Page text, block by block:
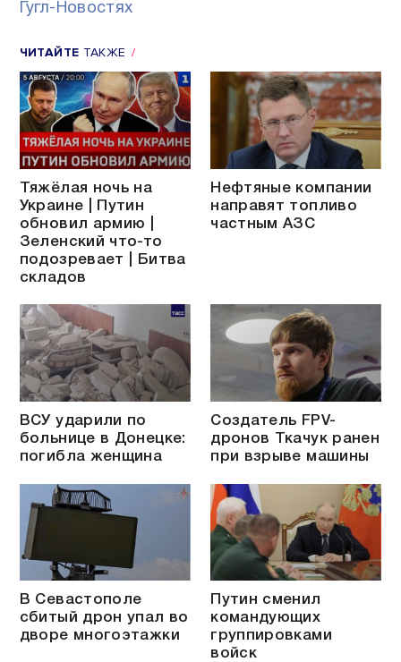
Гугл-Новостях
ЧИТАЙТЕ ТАКЖЕ
Тяжёлая ночь на
Украине | Путин
обновил армию |
Зеленский что-то
подозревает | Битва
складов
Нефтяные компании
направят топливо
частным АЗС
ВСУ ударили по
больнице в Донецке:
погибла женщина
Создатель FPV-
дронов Ткачук ранен
при взрыве машины
В Севастополе
сбитый дрон упал во
дворе многоэтажки
Путин сменил
командующих
группировками
войск